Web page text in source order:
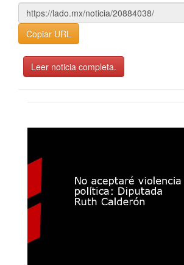
Copiar URL
Leer noticia completa.